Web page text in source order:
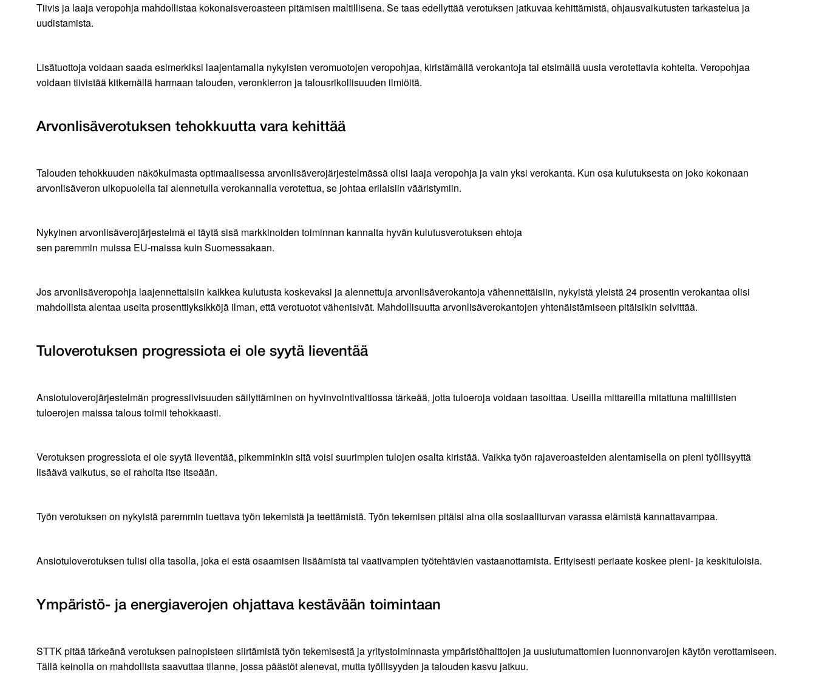
Tiivis ja laaja veropohja mahdollistaa kokonaisveroasteen pitämisen maltillisena. Se taas edellyttää verotuksen jatkuvaa kehittämistä, ohjausvaikutusten tarkastelua ja
uudistamista.
Lisätuottoja voidaan saada esimerkiksi laajentamalla nykyisten veromuotojen veropohjaa, kiristämällä verokantoja tai etsimällä uusia verotettavia kohteita. Veropohjaa
voidaan tiivistää kitkemällä harmaan talouden, veronkierron ja talousrikollisuuden ilmiöitä.
Arvonlisäverotuksen tehokkuutta vara kehittää
Talouden tehokkuuden näkökulmasta optimaalisessa arvonlisäverojärjestelmässä olisi laaja veropohja ja vain yksi verokanta. Kun osa kulutuksesta on joko kokonaan
arvonlisäveron ulkopuolella tai alennetulla verokannalla verotettua, se johtaa erilaisiin vääristymiin.
Nykyinen arvonlisäverojärjestelmä ei täytä sisä markkinoiden toiminnan kannalta hyvän kulutusverotuksen ehtoja
sen paremmin muissa EU-maissa kuin Suomessakaan.
Jos arvonlisäveropohja laajennettaisiin kaikkea kulutusta koskevaksi ja alennettuja arvonlisäverokantoja vähennettäisiin, nykyistä yleistä 24 prosentin verokantaa olisi
mahdollista alentaa useita prosenttiyksikköjä ilman, että verotuotot vähenisivät. Mahdollisuutta arvonlisäverokantojen yhtenäistämiseen pitäisikin selvittää.
Tuloverotuksen progressiota ei ole syytä lieventää
Ansiotuloverojärjestelmän progressiivisuuden säilyttäminen on hyvinvointivaltiossa tärkeää, jotta tuloeroja voidaan tasoittaa. Useilla mittareilla mitattuna maltillisten
tuloerojen maissa talous toimii tehokkaasti.
Verotuksen progressiota ei ole syytä lieventää, pikemminkin sitä voisi suurimpien tulojen osalta kiristää. Vaikka työn rajaveroasteiden alentamisella on pieni työllisyyttä
lisäävä vaikutus, se ei rahoita itse itseään.
Työn verotuksen on nykyistä paremmin tuettava työn tekemistä ja teettämistä. Työn tekemisen pitäisi aina olla sosiaaliturvan varassa elämistä kannattavampaa.
Ansiotuloverotuksen tulisi olla tasolla, joka ei estä osaamisen lisäämistä tai vaativampien työtehtävien vastaanottamista. Erityisesti periaate koskee pieni- ja keskituloisia.
Ympäristö- ja energiaverojen ohjattava kestävään toimintaan
STTK pitää tärkeänä verotuksen painopisteen siirtämistä työn tekemisestä ja yritystoiminnasta ympäristöhaittojen ja uusiutumattomien luonnonvarojen käytön verottamiseen.
Tällä keinolla on mahdollista saavuttaa tilanne, jossa päästöt alenevat, mutta työllisyyden ja talouden kasvu jatkuu.